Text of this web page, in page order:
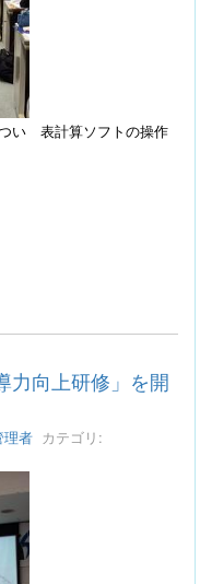
つい 表計算ソフトの操作
力向上研修」を開
理者 カテゴリ: